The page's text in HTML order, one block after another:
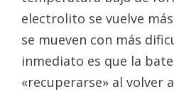
electrolito se vuelve
se mueven con más
inmediato es que la
«recuperarse» al volver